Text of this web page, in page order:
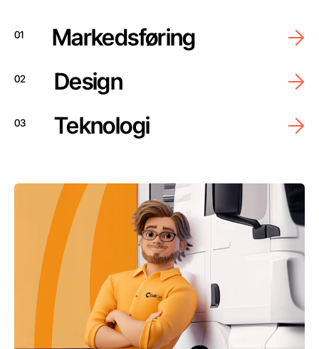
01 Markedsføring
02 Design
03 Teknologi